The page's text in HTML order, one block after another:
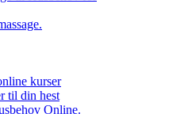
kurser
til din hest
Online.